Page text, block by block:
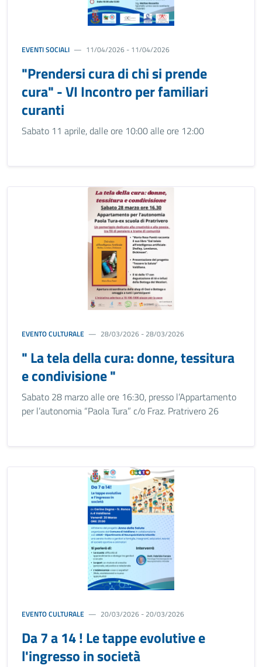
EVENTI SOCIALI 11/04/2026 - 11/04/2026
"Prendersi cura di chi si prende
cura" - VI Incontro per familiari
curanti
Sabato 11 aprile, dalle ore 10:00 alle ore 12:00
EVENTO CULTURALE 28/03/2026 - 28/03/2026
" La tela della cura: donne, tessitura
e condivisione "
Sabato 28 marzo alle ore 16:30, presso l’Appartamento
per l’autonomia “Paola Tura” c/o Fraz. Pratrivero 26
EVENTO CULTURALE 20/03/2026 - 20/03/2026
Da 7 a 14 ! Le tappe evolutive e
l'ingresso in società